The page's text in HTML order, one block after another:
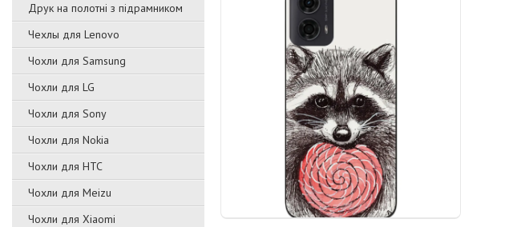
Друк на полотні з підрамником
Чехлы для Lenovo
Чохли для Samsung
Чохли для LG
Чохли для Sony
Чохли для Nokia
Чохли для HTC
Чохли для Meizu
Чохли для Xiaomi